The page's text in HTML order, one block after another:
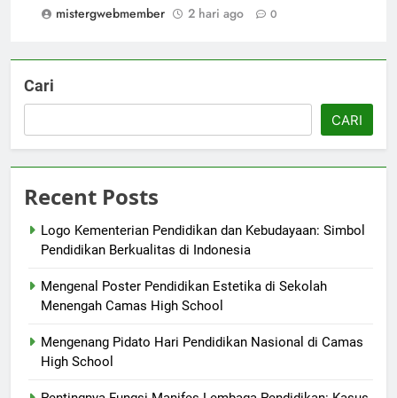
mistergwebmember
2 hari ago 0
Cari
CARI
Recent Posts
Logo Kementerian Pendidikan dan Kebudayaan: Simbol
Pendidikan Berkualitas di Indonesia
Mengenal Poster Pendidikan Estetika di Sekolah
Menengah Camas High School
Mengenang Pidato Hari Pendidikan Nasional di Camas
High School